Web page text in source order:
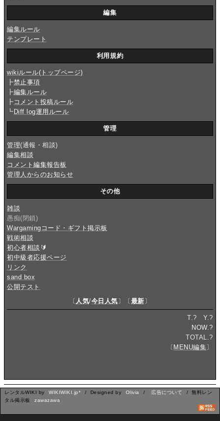
編集
編集ルール
テンプレート
利用規約
wikiルール(トップページ)
┣禁止事項
┣編集ルール
┣ コメント投稿ルール
┗ Diff log運用ルール
管理
管理(通報・相談)
編集相談
コメント編集報告板
管理人からのお知らせ
その他
雑談
愚痴(閉鎖)
Wargamingコード・ギフト掲示板
戦術相談
初心者相談 🔰
初中級者応援ページ
リンク
sand box
公開テスト
〔 人気/今日人気 〕〔 最新 〕
T.? Y.?
NOW.?
TOTAL.?
〔 MENU編集 〕
レンタルWIKI by WIKIWIKI.jp* / Designed by Olivia / 広告について
/ 無料レン
タル掲示板
zawazawa